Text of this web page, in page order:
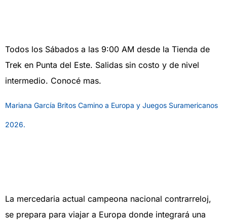
Todos los Sábados a las 9:00 AM desde la Tienda de
Trek en Punta del Este. Salidas sin costo y de nivel
intermedio. Conocé mas.
Mariana García Britos Camino a Europa y Juegos Suramericanos
2026.
La mercedaria actual campeona nacional contrarreloj,
se prepara para viajar a Europa donde integrará una